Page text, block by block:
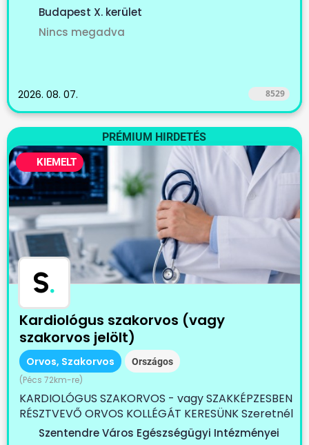
Budapest X. kerület
Nincs megadva
2026. 08. 07. 8529
PRÉMIUM HIRDETÉS
KIEMELT
S.
Kardiológus szakorvos (vagy
szakorvos jelölt)
Orvos, Szakorvos Országos
(Pécs 72km-re)
KARDIOLÓGUS SZAKORVOS - vagy SZAKKÉPZESBEN
RÉSZTVEVŐ ORVOS KOLLÉGÁT KERESÜNK Szeretnél
egy...Szentendre Város Egészségügyi Intézményei